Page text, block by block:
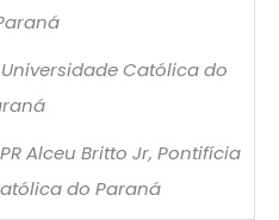
Católica do
Alceu Britto Jr, Pontifícia
do Paraná